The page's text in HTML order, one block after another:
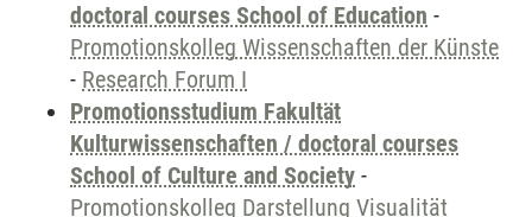
doctoral courses School of Education -
Promotionskolleg Wissenschaften der Künste
- Research Forum I
Promotionsstudium Fakultät
Kulturwissenschaften / doctoral courses
School of Culture and Society -
Promotionskolleg Darstellung Visualität